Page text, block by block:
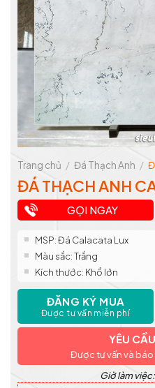
Trang chủ / Đá Thạch Anh /
ĐÁ THẠCH ANH
GỌI NGAY
MSP: Đá Calacata Lux
Màu sắc: Trắng
Kích thước: Khổ lớn
ĐĂNG KÝ MUA
Được tư vấn miễn phí
YÊU
Được tư vấn và
Giờ làm